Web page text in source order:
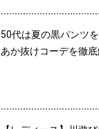
50代は夏の黒パンツ
あか抜けコーデを徹底